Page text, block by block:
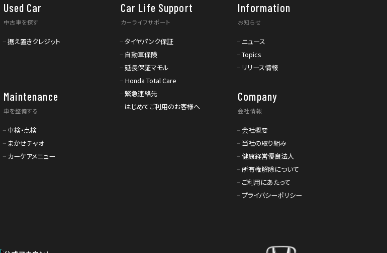
Used Car
中古車を探す
据え置きクレジット
Maintenance
車を整備する
車検・点検
まかせチャオ
カーケアメニュー
Car Life Support
カーライフサポート
タイヤパンク保証
自動車保険
延長保証マモル
Honda Total Care
緊急連絡先
はじめてご利用のお客様へ
Information
お知らせ
ニュース
Topics
リリース情報
Company
会社情報
会社概要
当社の取り組み
健康経営優良法人
所有権解除について
ご利用にあたって
プライバシーポリシー